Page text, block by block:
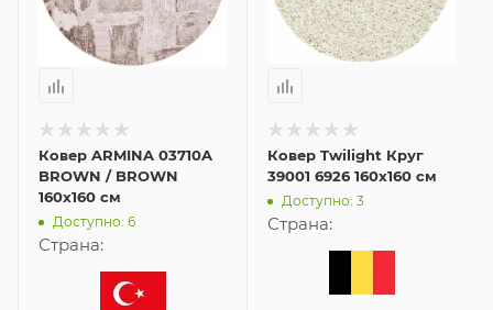
Ковер ARMINA 03710A
BROWN / BROWN
160x160 см
Доступно: 6
Страна:
Ковер Twilight Круг
39001 6926 160x160 см
Доступно: 3
Страна: